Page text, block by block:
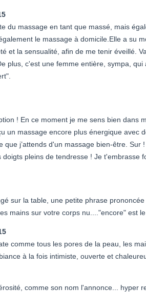
du massage en tant que massé, mais
le massage à domicile.Elle a su
et la sensualité, afin de me tenir éveillé.
plus, c'est une femme entière, sympa, qui
! En ce moment je me sens bien dans
un massage encore plus énergique avec
j’attends d'un massage bien-être. Sur
pleins de tendresse ! Je t'embrasse
sur la table, une petite phrase
mains sur votre corps nu...."encore" est
comme tous les pores de la peau, les
à la fois intimiste, ouverte et
comme son nom l'annonce... hyper